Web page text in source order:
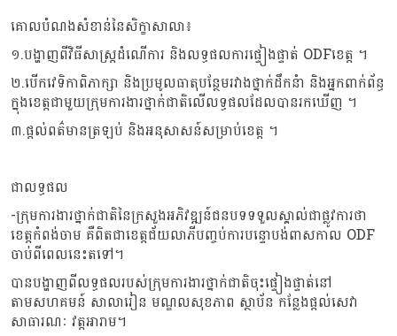
គោលបំណងសំខាន់នៃសិក្ខាសាលា៖
១.បង្ហាញពីវិធីសាស្រ្តដំណើការ និងលទ្ធផលការផ្ទៀងផ្ទាត់ ODFខេត្ត ។
២.បើកវេទិកាពិភាក្សា និងប្រមូលធាតុបន្ថែមរវាងថ្នាក់ដឹកនំា និងអ្នកពាក់ព័ន្ធ
ក្នុងខេត្តជាមួយក្រុមការងារថ្នាក់ជាតិលើលទ្ធផលដែលបានរកឃើញ ។
៣.ផ្តល់ពត៌មានត្រឡប់ និងអនុសាសន៍សម្រាប់ខេត្ត ។
ជាលទ្ធផល
-ក្រុមការងារថ្នាក់ជាតិនៃក្រសួងអភិវឌ្ឍន៍ជនបទទទួលស្គាល់ជាផ្លូវការថា
ខេត្តកំពង់ចាម គឺពិតជាខេត្តជ័យលាភីបញ្ចប់ការបន្ទោបង់ពាសកាល ODF
ចាប់ពីពេលនេះតទៅ។
បានបង្ហាញពីលទ្ធផលរបស់ក្រុមការងារថ្នាក់ជាតិចុះផ្ទៀងផ្ទាត់នៅ
តាមសហគមន៍ សាលារៀន មណ្ឌលសុខភាព ស្ថាប័ន កន្លែងផ្តល់សេវា
សាធារណៈ វត្តអារាម។